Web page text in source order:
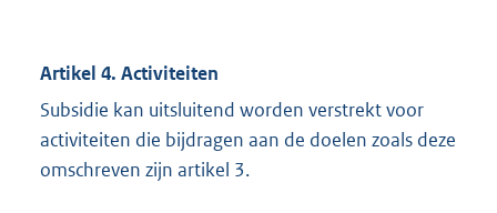
Artikel 4. Activiteiten
Subsidie kan uitsluitend worden verstrekt voor
activiteiten die bijdragen aan de doelen zoals deze
omschreven zijn artikel 3.